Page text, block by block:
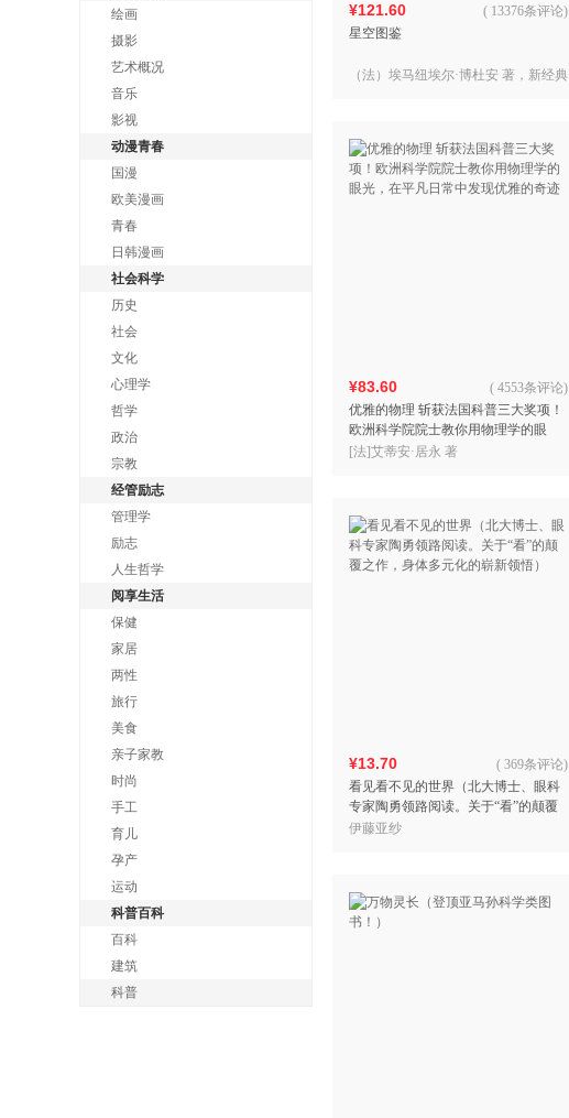
绘画
摄影
艺术概况
音乐
影视
动漫青春
国漫
欧美漫画
青春
日韩漫画
社会科学
历史
社会
文化
心理学
哲学
政治
宗教
经管励志
管理学
励志
人生哲学
阅享生活
保健
家居
两性
旅行
美食
亲子家教
时尚
手工
育儿
孕产
运动
科普百科
百科
建筑
科普
¥121.60
星空图鉴
( 13376条评论)
（法）埃马纽埃尔·博杜安 著，新经典
¥83.60
优雅的物理 斩获法国科普三大奖项！
欧洲科学院院士教你用物理学的眼
光，在平凡日常中发现优雅的奇迹
( 4553条评论)
[法]艾蒂安·居永 著
¥13.70
看见看不见的世界（北大博士、眼科
专家陶勇领路阅读。关于“看”的颠覆
之作，身体多元化的崭新领悟）
( 369条评论)
伊藤亚纱